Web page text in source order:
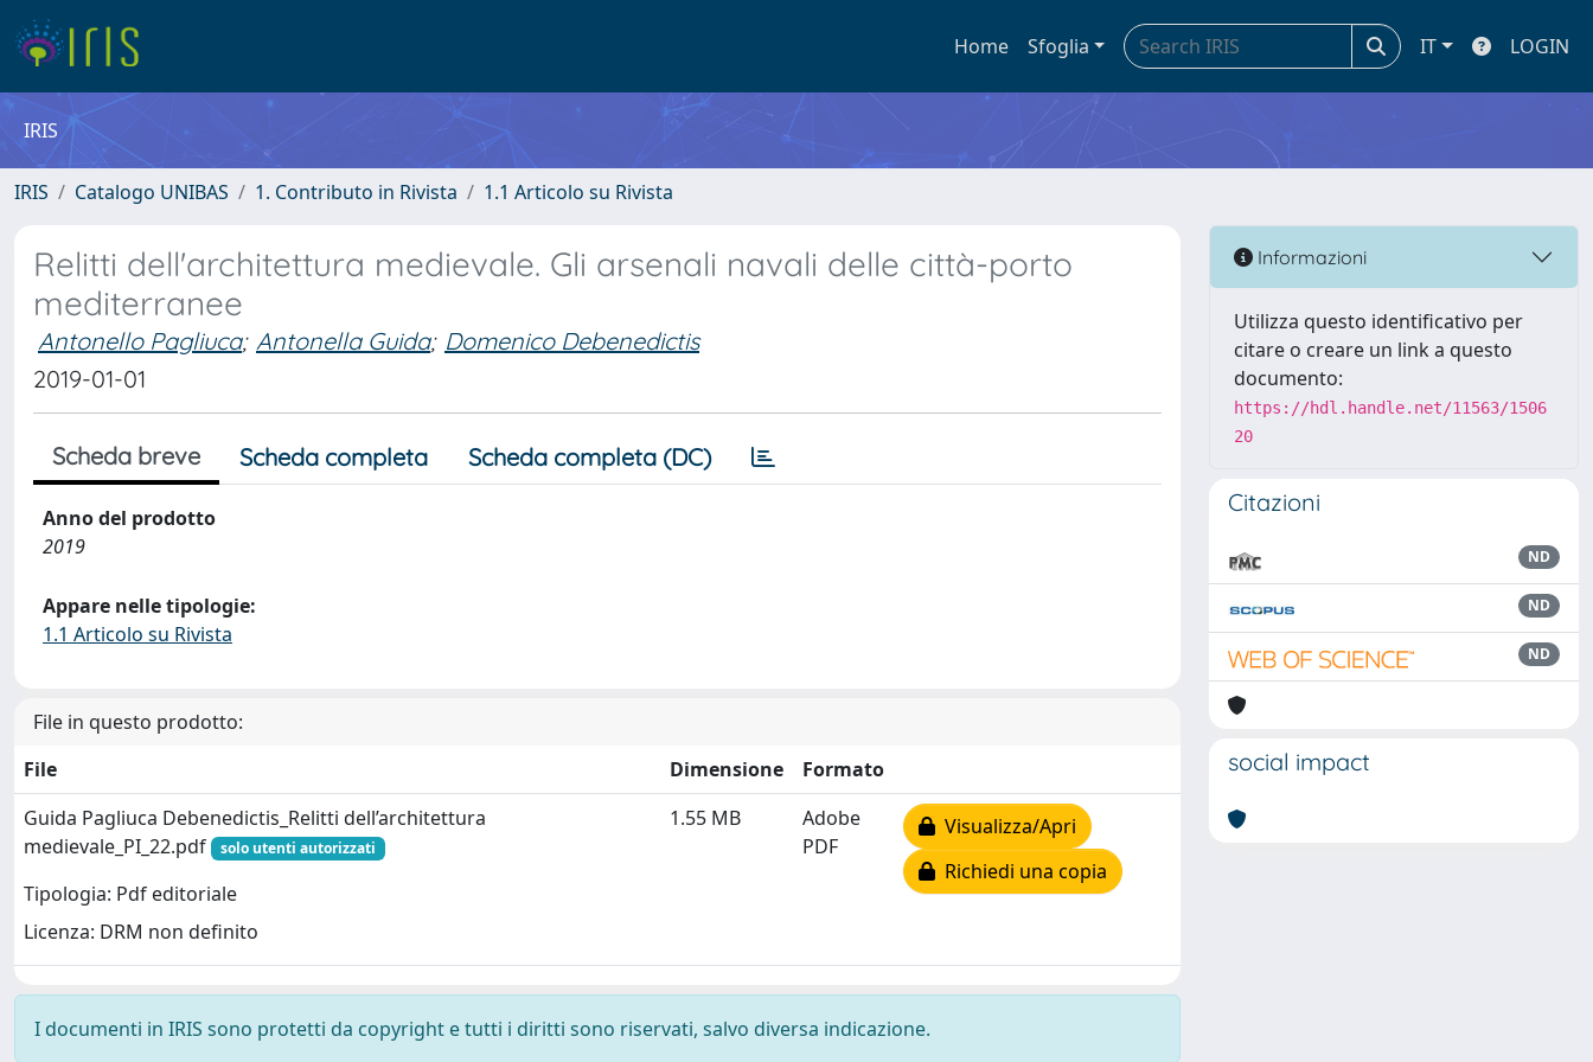
Home Sfoglia IT LOGIN
IRIS
IRIS Catalogo UNIBAS 1. Contributo in Rivista 1.1 Articolo su Rivista
Relitti dell'architettura medievale. Gli arsenali navali delle città-porto
mediterranee
Antonello Pagliuca; Antonella Guida; Domenico Debenedictis
2019-01-01
Scheda breve Scheda completa Scheda completa (DC)
Anno del prodotto
2019
Appare nelle tipologie:
1.1 Articolo su Rivista
File in questo prodotto:
File
Dimensione
Formato
Guida Pagliuca Debenedictis_Relitti dell’architettura
medievale_PI_22.pdf
solo utenti autorizzati
Tipologia: Pdf editoriale
Licenza: DRM non definito
1.55 MB
Adobe
PDF
Visualizza/Apri
Richiedi una copia
I documenti in IRIS sono protetti da copyright e tutti i diritti sono riservati, salvo diversa indicazione.
Informazioni
Utilizza questo identificativo per
citare o creare un link a questo
documento:
https://hdl.handle.net/11563/1506
20
Citazioni
ND
ND
ND
social impact